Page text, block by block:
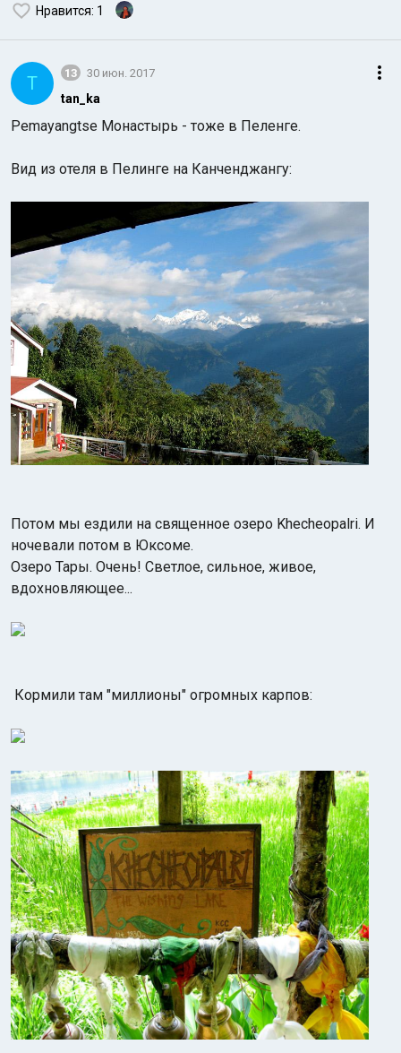
Нравится: 1
T 13 30 июн. 2017
tan_ka
Pemayangtse Монастырь - тоже в Пеленге.
Вид из отеля в Пелинге на Канченджангу:
Потом мы ездили на священное озеро Khecheopalri. И
ночевали потом в Юксоме.
Озеро Тары. Очень! Светлое, сильное, живое,
вдохновляющее...
Кормили там "миллионы" огромных карпов: